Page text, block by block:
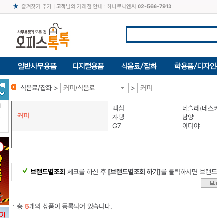
즐겨찾기 추가| 고객님의 거래점 안내 : 하나로씨엔씨 02-566-7913
식음료/잡화 > 커피/식음료 > 커피
커피
맥심
네슬레(네스
쟈뎅
남양
G7
이디야
브랜드별조회 체크를 하신 후 [브랜드별조회 하기]를 클릭하시면 브랜
총 5개의 상품이 등록되어 있습니다.